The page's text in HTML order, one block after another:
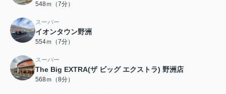
548ｍ（7分）
スーパー
イオンタウン野洲
554ｍ（7分）
スーパー
The Big EXTRA(ザ ビッグ エクストラ) 野洲店
568ｍ（8分）